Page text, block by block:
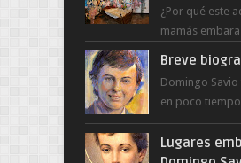
¿Por qué este
mamás
Breve
Domingo
en poco
santidad, obra
Lugares